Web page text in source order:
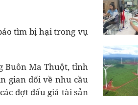
tìm bị hại trong vụ
Buôn Ma Thuột, tỉnh
gian dối về nhu cầu
đợt đấu giá tài sản